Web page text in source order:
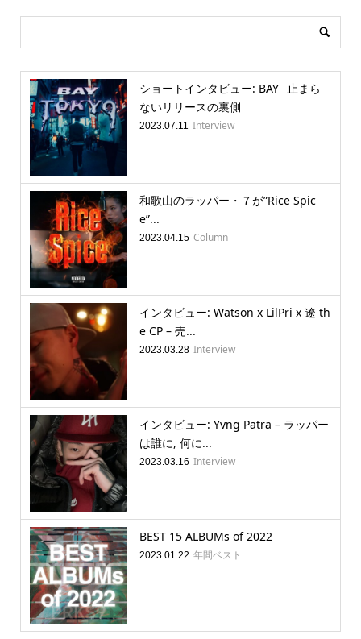
ショートインタビュー: BAY─止まら
ないリリースの裏側
2023.07.11 Interview
和歌山のラッパー・７が”Rice Spic
e”...
2023.04.15 Column
インタビュー: Watson x LilPri x 遼 th
e CP – 売...
2023.03.28 Interview
インタビュー: Yvng Patra – ラッパー
は誰に, 何に...
2023.03.16 Interview
BEST 15 ALBUMs of 2022
2023.01.22 年間ベスト